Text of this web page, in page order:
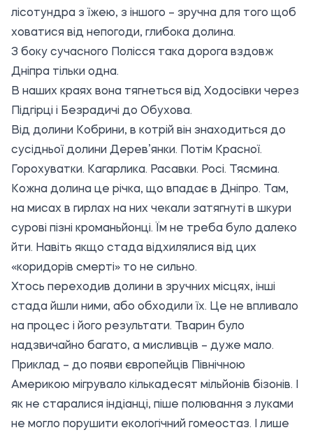
лісотундра з їжею, з іншого – зручна для того щоб
ховатися від непогоди, глибока долина.
З боку сучасного Полісся така дорога вздовж
Дніпра тільки одна.
В наших краях вона тягнеться від Ходосівки через
Підгірці і Безрадичі до Обухова.
Від долини Кобрини, в котрій він знаходиться до
сусідньої долини Дерев’янки. Потім Красної.
Горохуватки. Кагарлика. Расавки. Росі. Тясмина.
Кожна долина це річка, що впадає в Дніпро. Там,
на мисах в гирлах на них чекали затягнуті в шкури
сурові пізні кроманьйонці. Їм не треба було далеко
йти. Навіть якщо стада відхилялися від цих
«коридорів смерті» то не сильно.
Хтось переходив долини в зручних місцях, інші
стада йшли ними, або обходили їх. Це не впливало
на процес і його результати. Тварин було
надзвичайно багато, а мисливців – дуже мало.
Приклад – до появи європейців Північною
Америкою мігрувало кількадесят мільйонів бізонів. І
як не старалися індіанці, піше полювання з луками
не могло порушити екологічний гомеостаз. І лише